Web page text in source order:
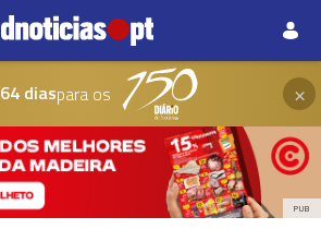
64 diaspara os ×
PUB